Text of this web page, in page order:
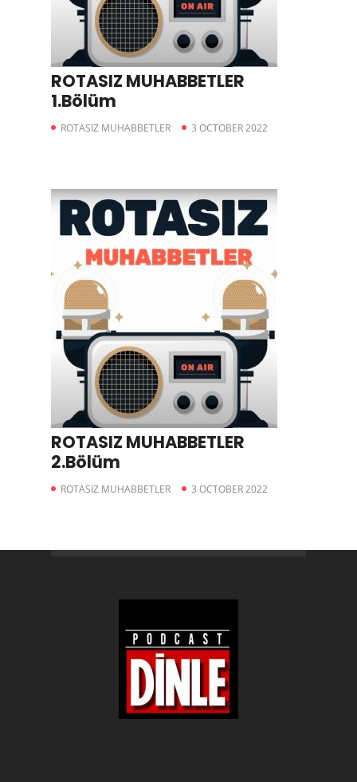
ROTASIZ MUHABBETLER
1.Bölüm
ROTASIZ MUHABBETLER 3 OCTOBER 2022
ROTASIZ MUHABBETLER
2.Bölüm
ROTASIZ MUHABBETLER 3 OCTOBER 2022